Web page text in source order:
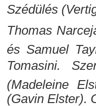
Szédülés
Thomas
és Samuel
Tomasini.
(Madeleine
(Gavin Elster).